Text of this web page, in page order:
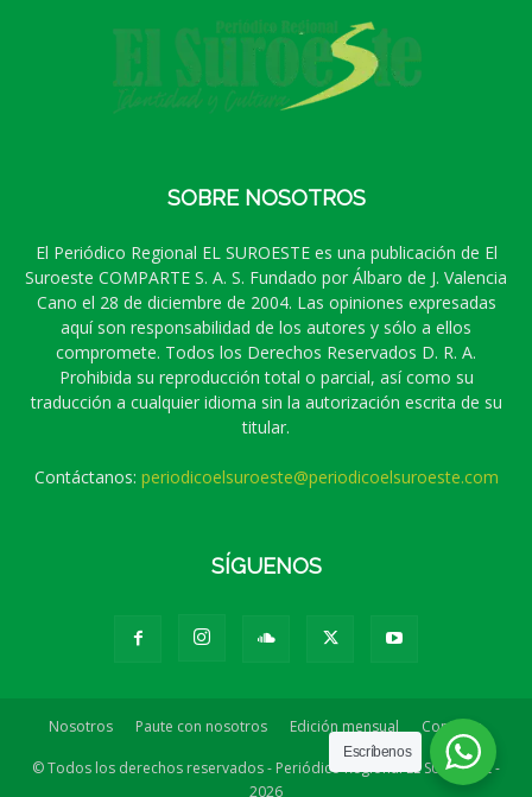
SOBRE NOSOTROS
El Periódico Regional EL SUROESTE es una publicación de El
Suroeste COMPARTE S. A. S. Fundado por Álbaro de J. Valencia
Cano el 28 de diciembre de 2004. Las opiniones expresadas
aquí son responsabilidad de los autores y sólo a ellos
compromete. Todos los Derechos Reservados D. R. A.
Prohibida su reproducción total o parcial, así como su
traducción a cualquier idioma sin la autorización escrita de su
titular.
Contáctanos: periodicoelsuroeste@periodicoelsuroeste.com
SÍGUENOS
Nosotros Paute con nosotros Edición mensual Contacto
© Todos los derechos reservados - Periódico Regional EL SUROESTE -
2026
Escríbenos